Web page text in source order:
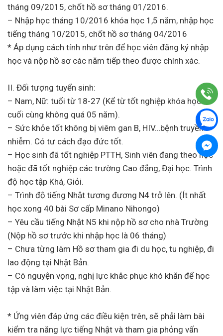
tháng 09/2015, chốt hồ sơ tháng 01/2016.
– Nhập học tháng 10/2016 khóa học 1,5 năm, nhập học
tiếng tháng 10/2015, chốt hồ sơ tháng 04/2016
* Áp dụng cách tính như trên để học viên đăng ký nhập
học và nộp hồ sơ các năm tiếp theo được chính xác.
II. Đối tượng tuyển sinh:
– Nam, Nữ: tuổi từ 18-27 (Kể từ tốt nghiệp khóa học
cuối cùng không quá 05 năm).
– Sức khỏe tốt không bị viêm gan B, HIV…bệnh truyền
nhiễm. Có tư cách đạo đức tốt.
– Học sinh đã tốt nghiệp PTTH, Sinh viên đang theo học
hoặc đã tốt nghiệp các trường Cao đẳng, Đại học. Trình
độ học tập Khá, Giỏi.
– Trình độ tiếng Nhật tương đương N4 trở lên. (Ít nhất
học xong 40 bài Sơ cấp Minano Nihongo)
– Yêu cầu tiếng Nhật N5 khi nộp hồ sơ cho nhà Trường
(Nộp hồ sơ trước khi nhập học là 06 tháng)
– Chưa từng làm Hồ sơ tham gia đi du học, tu nghiệp, đi
lao động tại Nhật Bản.
– Có nguyện vọng, nghị lực khắc phục khó khăn để học
tập và làm việc tại Nhật Bản.
* Ứng viên đáp ứng các điều kiện trên, sẽ phải làm bài
kiểm tra năng lực tiếng Nhật và tham gia phỏng vấn